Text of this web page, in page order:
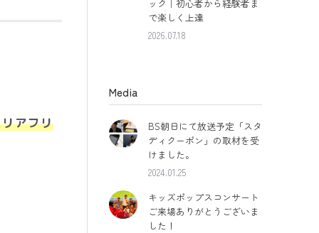
アフリ
ック｜初心者から経験者ま
で楽しく上達
2026.07.18
Media
BS朝日にて放送予定「スタ
ディクーポン」の取材を受
けました。
2024.01.25
キッズポップスコンサート
ご来場ありがとうございま
した！